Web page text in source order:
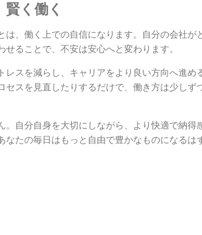
く働く
、働く上での自信になります。自分の会社が
ることで、不安は安心へと変わります。
スを減らし、キャリアをより良い方向へ進め
スを見直したりするだけで、働き方は少しず
自分自身を大切にしながら、より快適で納得
たの毎日はもっと自由で豊かなものになるは